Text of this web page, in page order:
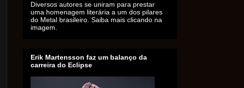
Diversos autores se uniram para prestar
uma homenagem literária a um dos pilares
do Metal brasileiro. Saiba mais clicando na
imagem.
Erik Martensson faz um balanço da
carreira do Eclipse